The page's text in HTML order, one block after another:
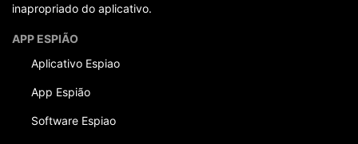
inapropriado do aplicativo.
APP ESPIÃO
Aplicativo Espiao
App Espião
Software Espiao